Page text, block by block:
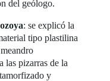
del geólogo.
: se explicó la
tipo plastilina
las pizarras de la
y